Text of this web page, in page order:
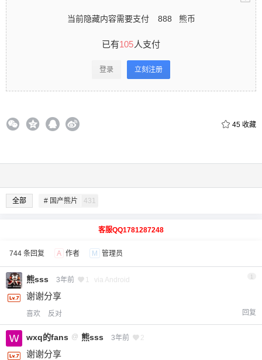
当前隐藏内容需要支付 888 熊币
已有105人支付
登录 立刻注册
45 收藏
全部 # 国产熊片 431
客服QQ1781287248
744 条回复 A 作者 M 管理员
熊sss 3年前 1 via Android 1
谢谢分享
喜欢 反对 回复
wxq的fans @ 熊sss 3年前 2
谢谢分享